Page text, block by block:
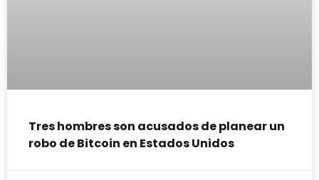
Tres hombres son acusados de planear un
robo de Bitcoin en Estados Unidos